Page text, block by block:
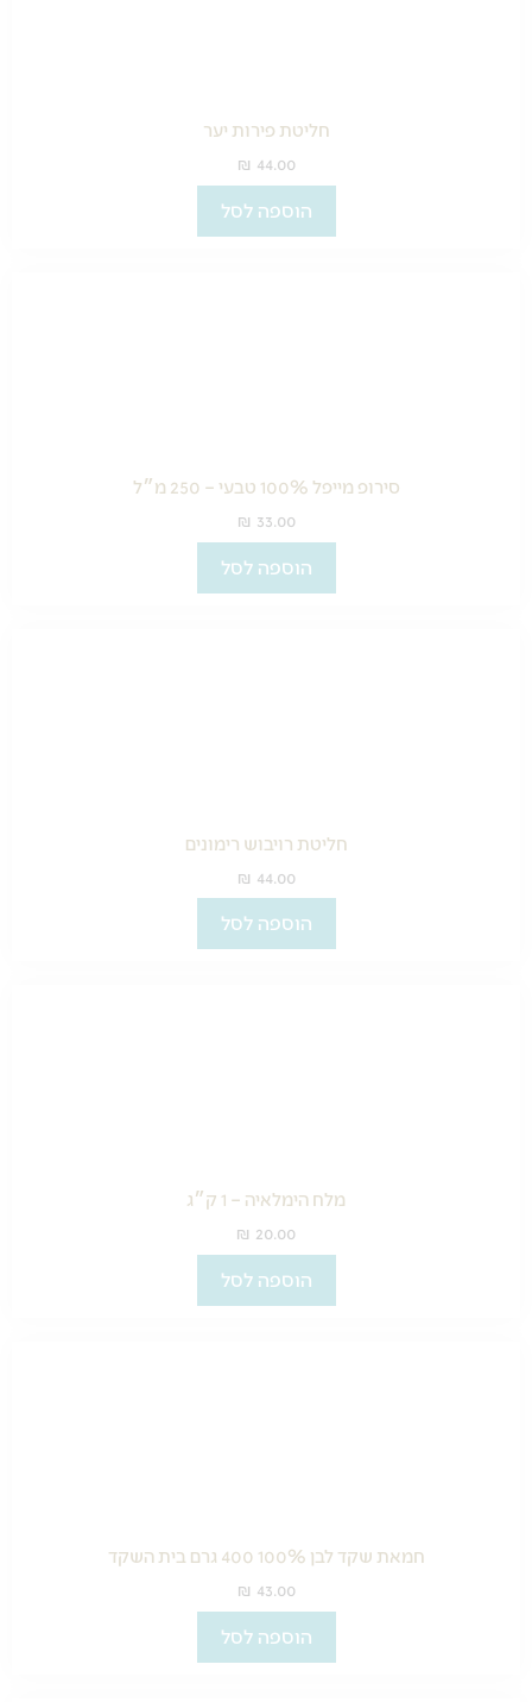
חליטת פירות יער
₪ 44.00
הוספה לסל
סירופ מייפל 100% טבעי – 250 מ״ל
₪ 33.00
הוספה לסל
חליטת רויבוש רימונים
₪ 44.00
הוספה לסל
מלח הימלאיה – 1 ק״ג
₪ 20.00
הוספה לסל
חמאת שקד לבן 100% 400 גרם בית השקד
₪ 43.00
הוספה לסל